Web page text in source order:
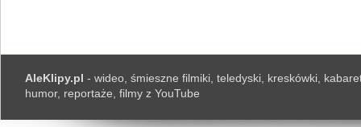
AleKlipy.pl - wideo, śmieszne filmiki, teledyski, kreskówki,
humor, reportaże, filmy z YouTube